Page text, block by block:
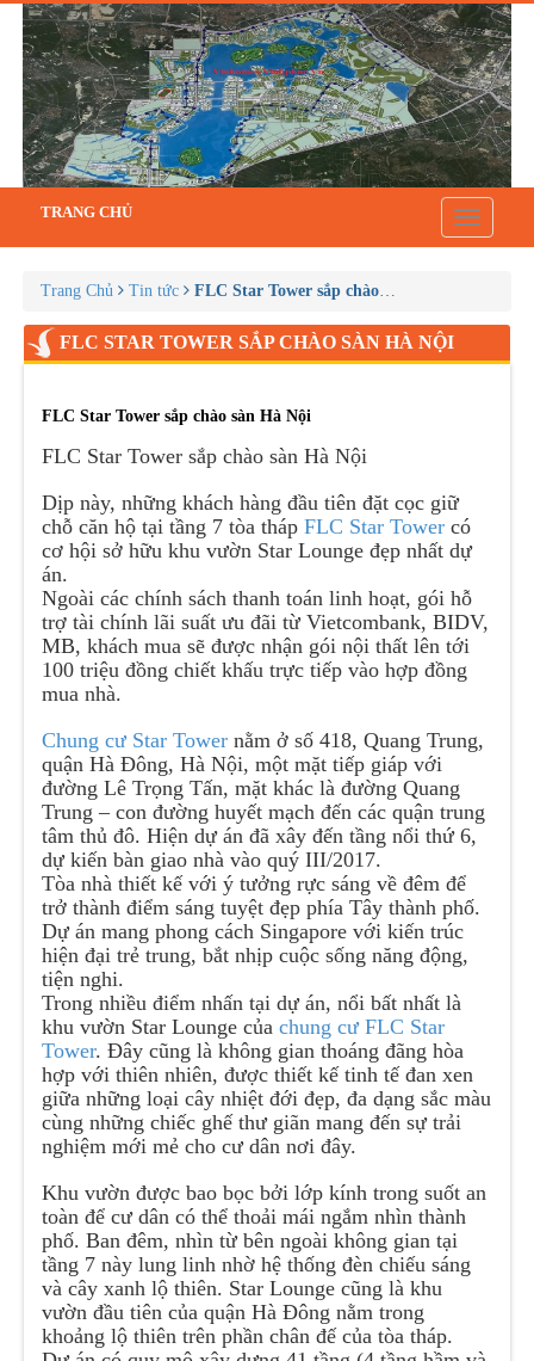
Toggle
TRANG CHỦ
Trang Chủ Tin tức FLC Star Tower sắp chào sàn Hà Nội
FLC STAR TOWER SẮP CHÀO SÀN HÀ NỘI
FLC Star Tower sắp chào sàn Hà Nội
FLC Star Tower sắp chào sàn Hà Nội
Dịp này, những khách hàng đầu tiên đặt cọc giữ
chỗ căn hộ tại tầng 7 tòa thápFLC Star Tower có
cơ hội sở hữu khu vườn Star Lounge đẹp nhất dự
án.
Ngoài các chính sách thanh toán linh hoạt, gói hỗ
trợ tài chính lãi suất ưu đãi từ Vietcombank, BIDV,
MB, khách mua sẽ được nhận gói nội thất lên tới
100 triệu đồng chiết khấu trực tiếp vào hợp đồng
mua nhà.
Chung cư Star Tower nằm ở số 418, Quang Trung,
quận Hà Đông, Hà Nội, một mặt tiếp giáp với
đường Lê Trọng Tấn, mặt khác là đường Quang
Trung – con đường huyết mạch đến các quận trung
tâm thủ đô. Hiện dự án đã xây đến tầng nổi thứ 6,
dự kiến bàn giao nhà vào quý III/2017.
Tòa nhà thiết kế với ý tưởng rực sáng về đêm để
trở thành điểm sáng tuyệt đẹp phía Tây thành phố.
Dự án mang phong cách Singapore với kiến trúc
hiện đại trẻ trung, bắt nhịp cuộc sống năng động,
tiện nghi.
Trong nhiều điểm nhấn tại dự án, nổi bất nhất là
khu vườn Star Lounge củachung cư FLC Star
Tower. Đây cũng là không gian thoáng đãng hòa
hợp với thiên nhiên, được thiết kế tinh tế đan xen
giữa những loại cây nhiệt đới đẹp, đa dạng sắc màu
cùng những chiếc ghế thư giãn mang đến sự trải
nghiệm mới mẻ cho cư dân nơi đây.
Khu vườn được bao bọc bởi lớp kính trong suốt an
toàn để cư dân có thể thoải mái ngắm nhìn thành
phố. Ban đêm, nhìn từ bên ngoài không gian tại
tầng 7 này lung linh nhờ hệ thống đèn chiếu sáng
và cây xanh lộ thiên. Star Lounge cũng là khu
vườn đầu tiên của quận Hà Đông nằm trong
khoảng lộ thiên trên phần chân đế của tòa tháp.